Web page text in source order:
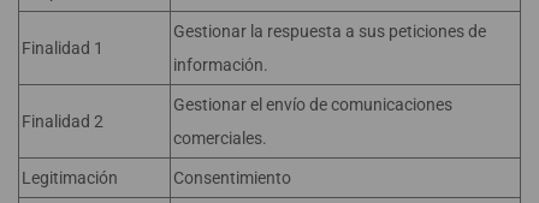
Finalidad 1
Gestionar la respuesta a sus peticiones de
información.
Finalidad 2
Gestionar el envío de comunicaciones
comerciales.
Legitimación Consentimiento